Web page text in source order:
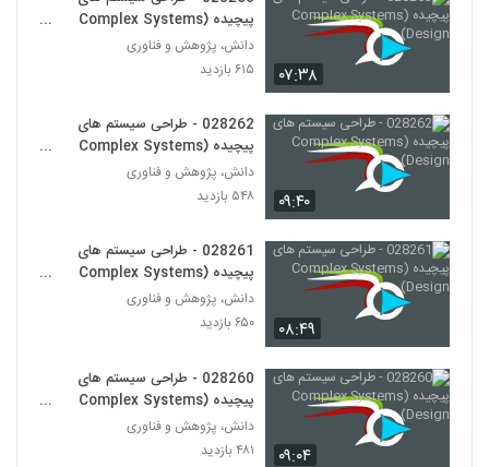
255
028266 - سیستم های سازگار پیچیده
(Complex Adaptive Systems)
256
(Complex Adaptive Systems)
۵۸۸ بازدید
028268 - سیستم های سازگار پیچیده
(Complex Adaptive Systems)
۵۱۴ بازدید
028269 - سیستم های سازگار پیچیده
259
(Complex Adaptive Systems)
۵۶۰ بازدید
028271 - سیستم های سازگار پیچیده
(Complex Adaptive Systems)
۰۷:۳۸
پیچیده (Complex Systems
Design)
دانش، پژوهش و فناوری
۶۱۵ بازدید
۰۹:۴۰
028262 - طراحی سیستم های
پیچیده (Complex Systems
Design)
دانش، پژوهش و فناوری
۵۴۸ بازدید
۰۸:۴۹
028261 - طراحی سیستم های
پیچیده (Complex Systems
Design)
دانش، پژوهش و فناوری
۶۵۰ بازدید
۰۹:۰۴
028260 - طراحی سیستم های
پیچیده (Complex Systems
Design)
دانش، پژوهش و فناوری
۴۸۱ بازدید